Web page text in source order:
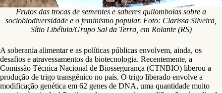
Frutos das trocas de sementes e saberes quilombolas sobre a
sociobiodiversidade e o feminismo popular. Foto: Clarissa Silveira,
Sítio Libélula/Grupo Sal da Terra, em Rolante (RS)
A soberania alimentar e as políticas públicas envolvem, ainda, os
desafios e atravessamentos da biotecnologia. Recentemente, a
Comissão Técnica Nacional de Biossegurança (CTNBIO) liberou a
produção de trigo transgênico no país. O trigo liberado envolve a
modificação genética em 62 genes de DNA, uma quantidade muito